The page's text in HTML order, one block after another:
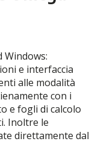
e interfaccia
alle modalità
con i
e fogli di calcolo
Inoltre le
direttamente dal